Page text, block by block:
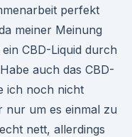
perfekt
meiner Meinung
CBD-Liquid durch
auch das CBD-
ich noch nicht
nur um es einmal zu
nett, allerdings